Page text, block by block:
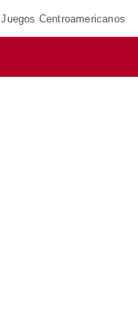
Juegos Centroamericanos